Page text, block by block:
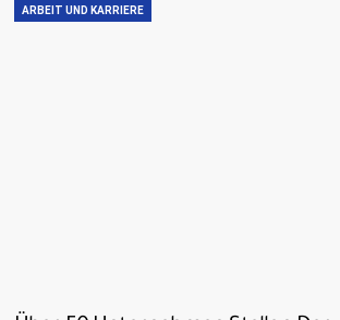
ARBEIT UND KARRIERE